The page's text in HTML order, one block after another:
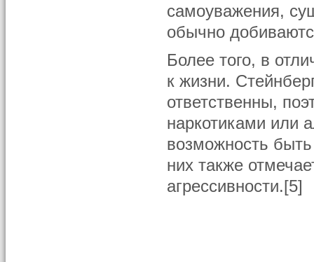
самоуважения,
обычно
Более того, в
к жизни.
ответственны,
наркотиками или
возможность
них также
агрессивности.[5]